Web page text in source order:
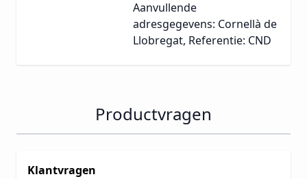
Aanvullende
adresgegevens: Cornellà de
Llobregat, Referentie: CND
Productvragen
Klantvragen